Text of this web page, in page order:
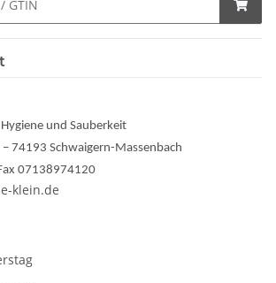
und Sauberkeit
74193 Schwaigern-Massenbach
07138974120
klein.de